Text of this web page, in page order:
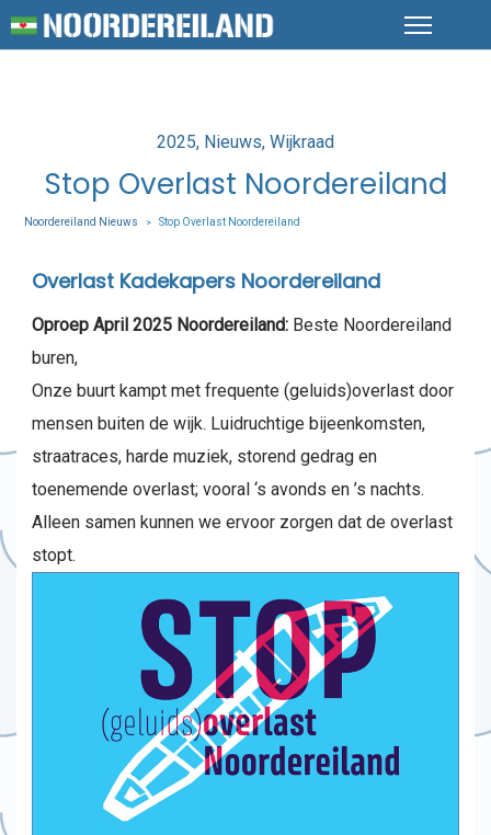
Posted
2025 Nieuws Wijkraad
Stop Overlast Noordereiland
Noordereiland Nieuws > Stop Overlast Noordereiland
Overlast Kadekapers Noordereiland
Oproep April 2025 Noordereiland: Beste Noordereiland
buren,
Onze buurt kampt met frequente (geluids)overlast door
mensen buiten de wijk. Luidruchtige bijeenkomsten,
straatraces, harde muziek, storend gedrag en
toenemende overlast; vooral ‘s avonds en ’s nachts.
Alleen samen kunnen we ervoor zorgen dat de overlast
stopt.